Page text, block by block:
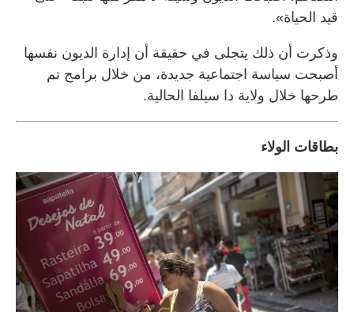
قيد الحياة».
وذكرت أن ذلك يتجلى في حقيقة أن إدارة الديون نفسها
أصبحت سياسة اجتماعية جديدة، من خلال برامج تم
طرحها خلال ولاية دا سيلفا الحالية.
بطاقات الولاء